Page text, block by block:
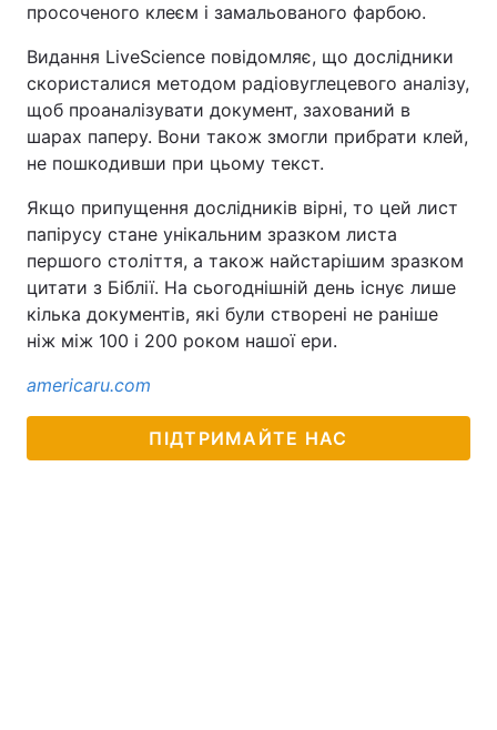
просоченого клеєм і замальованого фарбою.
Видання LiveScience повідомляє, що дослідники
скористалися методом радіовуглецевого аналізу,
щоб проаналізувати документ, захований в
шарах паперу. Вони також змогли прибрати клей,
не пошкодивши при цьому текст.
Якщо припущення дослідників вірні, то цей лист
папірусу стане унікальним зразком листа
першого століття, а також найстарішим зразком
цитати з Біблії. На сьогоднішній день існує лише
кілька документів, які були створені не раніше
ніж між 100 і 200 роком нашої ери.
americaru.com
ПІДТРИМАЙТЕ НАС